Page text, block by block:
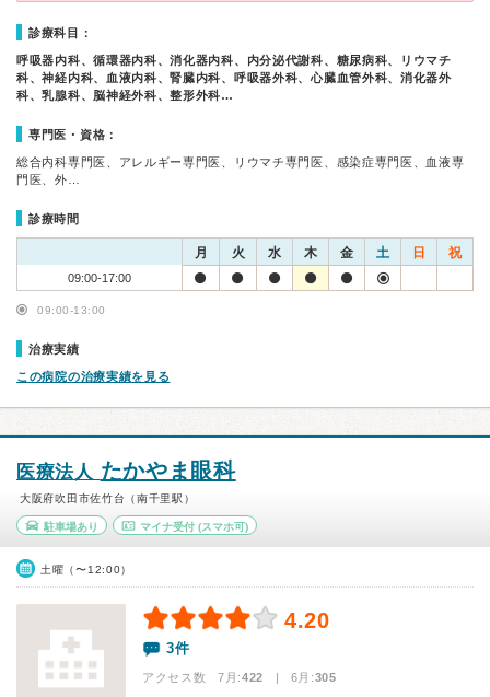
診療科目：
呼吸器内科、循環器内科、消化器内科、内分泌代謝科、糖尿病科、リウマチ
科、神経内科、血液内科、腎臓内科、呼吸器外科、心臓血管外科、消化器外
科、乳腺科、脳神経外科、整形外科…
専門医・資格：
総合内科専門医、アレルギー専門医、リウマチ専門医、感染症専門医、血液専
門医、外…
診療時間
月 火 水 木 金 土 日 祝
09:00-17:00
09:00-13:00
治療実績
この病院の治療実績を見る
医療法人 たかやま眼科
大阪府吹田市佐竹台（南千里駅）
駐車場あり マイナ受付(スマホ可)
土曜（〜12:00）
4.20
3件
アクセス数 7月:422 | 6月:305